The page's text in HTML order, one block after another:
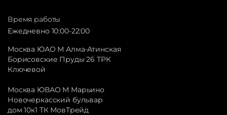
Время работы
Ежедневно 10:00-22:00
Москва ЮАО М Алма-Атинская
Борисовские Пруды 26 ТРК
Ключевой
Москва ЮВАО М Марьино
Новочеркасский бульвар
дом 10к1 ТК МовТрейд